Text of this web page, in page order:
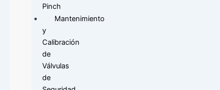
Pinch
Mantenimiento
y
Calibración
de
Válvulas
de